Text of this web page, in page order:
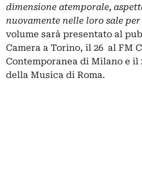
dimensione atemporale,
nuovamente nelle loro sale
volume sarà presentato al
Camera a Torino, il 26 al FM
Contemporanea di Milano e il
della Musica di Roma.